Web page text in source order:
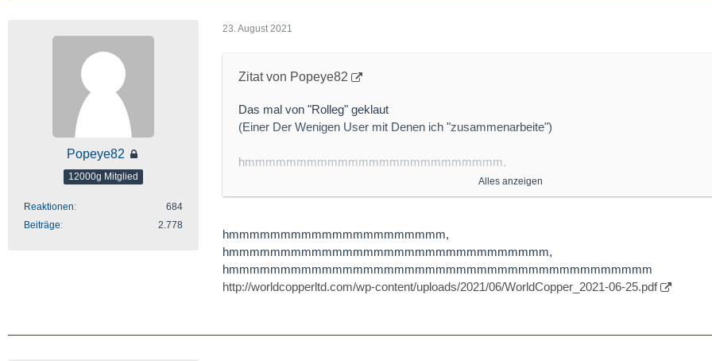
Popeye82
12000g Mitglied
Reaktionen
684
Beiträge
2.778
23. August 2021
Zitat von Popeye82
Das mal von "Rolleg" geklaut
(Einer Der Wenigen User mit Denen ich "zusammenarbeite")
hmmmmmmmmmmmmmmmmmmmmmmmmm,
mag Diese Low-Grade-Wonder nicht sooooooo riesig,
aber "heisst nicht dass Die immer sinnlos(chancenBEfreit) sind"
World Copper Reports 426 Million Tonne Oxide Copper Resource at Redefined
Escalones Project
total copper in the oxidized zone at the Escalones project, Chile.
Alles anzeigen
hmmmmmmmmmmmmmmmmmmmmm,
hmmmmmmmmmmmmmmmmmmmmmmmmmmmmmmm,
hmmmmmmmmmmmmmmmmmmmmmmmmmmmmmmmmmmmmmmmmm
http://worldcopperltd.com/wp-content/uploads/2021/06/WorldCopper_2021-06-25.pdf